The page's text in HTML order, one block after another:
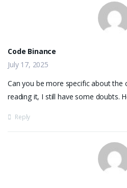
Code Binance
July 17, 2025
Can you be more specific about
reading it, I still have some doubts.
Reply